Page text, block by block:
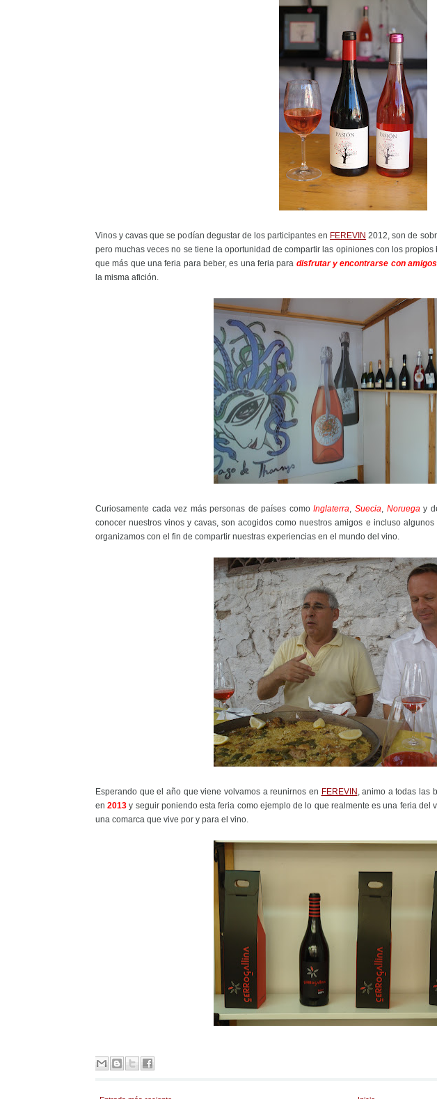
Vinos y cavas que se podían degustar de los participantes en FEREVIN 2012, son de
pero muchas veces no se tiene la oportunidad de compartir las opiniones con los
que más que una feria para beber, es una feria para disfrutar y encontrarse con amigos
la misma afición.
Curiosamente cada vez más personas de países comoInglaterra, Suecia, Noruegay
conocer nuestros vinos y cavas, son acogidos como nuestros amigos e incluso
organizamos con el fin de compartir nuestras experiencias en el mundo del vino.
Esperando que el año que viene volvamos a reunirnos en FEREVIN , animo a todas las
en2013 y seguir poniendo esta feria como ejemplo de lo que realmente es una feria del
una comarca que vive por y para el vino.